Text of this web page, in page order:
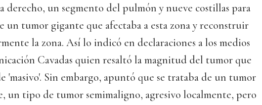
derecho, un segmento del pulmón y nueve costillas para
un tumor gigante que afectaba a esta zona y reconstruir
la zona. Así lo indicó en declaraciones a los medios
Cavadas quien resaltó la magnitud del tumor que
'masivo'. Sin embargo, apuntó que se trataba de un tumor
un tipo de tumor semimaligno, agresivo localmente, pero